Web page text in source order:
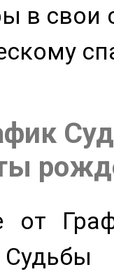
в свои
от